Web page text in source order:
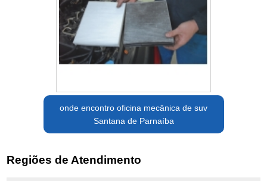
onde encontro oficina mecânica de suv
Santana de Parnaíba
Regiões de Atendimento